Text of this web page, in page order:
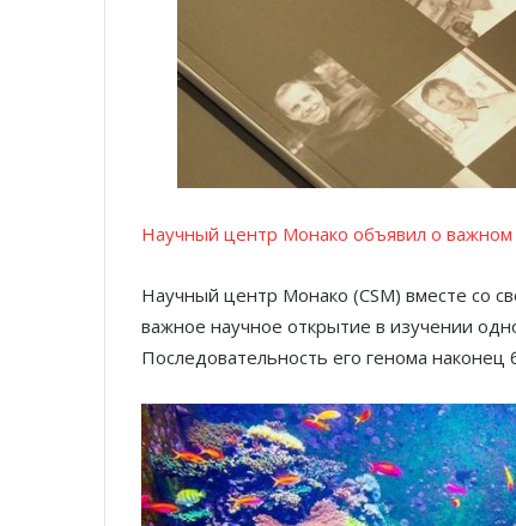
Научный центр Монако объявил о важном
Научный центр Монако (CSM) вместе со
важное научное открытие в изучении
Последовательность его генома